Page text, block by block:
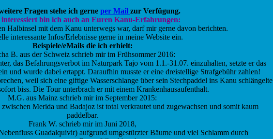
Fragen stehe ich gerne per Mail zur Verfügung.
interessiert bin ich auch an Euren Kanu-Erfahrungen:
Halbinsel mit dem Kanu unterwegs war, darf mir gerne davon berichten.
interessante Infos/Erlebnisse gerne in meine Website ein.
Beispiele/eMails die ich erhielt:
B. aus der Schweiz schrieb mir im Frühsommer 2016:
das Befahrungsverbot im Naturpark Tajo vom 1.1.-31.07. einzuhalten, setzte er das
und wurde dabei ertappt. Daraufhin musste er eine dreistellige Strafgebühr zahlen!
weil sich eine giftige Wasserschlange über sein Stechpaddel ins Kanu schlängelte
biss. Die Tour unterbrach er mit einem Krankenhausaufenthalt.
M.G. aus Mainz schrieb mir im September 2015:
Merida und Badajoz ist total verkrautet und zugewachsen und somit kaum
paddelbar.
Frank W. schrieb mir im Juni 2018,
Guadalquivir) aufgrund umgestürzter Bäume und viel Schlamm durch